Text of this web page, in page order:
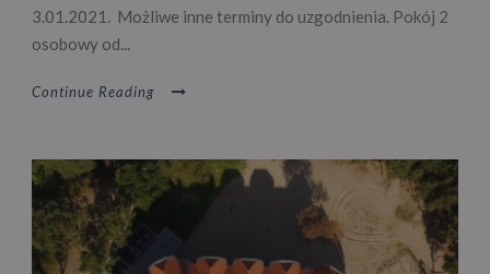
3.01.2021. Możliwe inne terminy do uzgodnienia. Pokój 2
osobowy od...
Continue Reading